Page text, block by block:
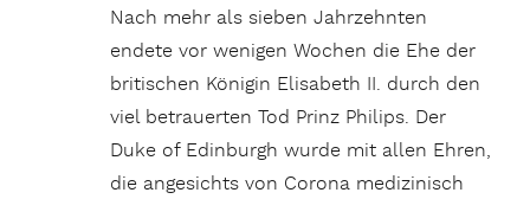
Nach mehr als sieben Jahrzehnten
endete vor wenigen Wochen die Ehe der
britischen Königin Elisabeth II. durch den
viel betrauerten Tod Prinz Philips. Der
Duke of Edinburgh wurde mit allen Ehren,
die angesichts von Corona medizinisch